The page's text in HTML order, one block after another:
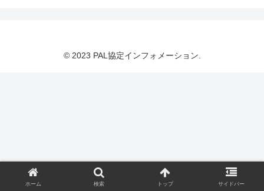
© 2023 PAL協定インフォメーション.
ホーム 検索 トップ サイドバー